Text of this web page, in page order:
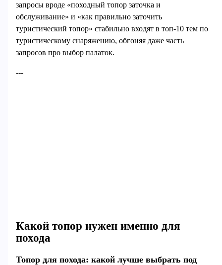
запросы вроде «походный топор заточка и
обслуживание» и «как правильно заточить
туристический топор» стабильно входят в топ‑10 тем по
туристическому снаряжению, обгоняя даже часть
запросов про выбор палаток.
---
Какой топор нужен именно для
похода
Топор для похода: какой лучше выбрать под